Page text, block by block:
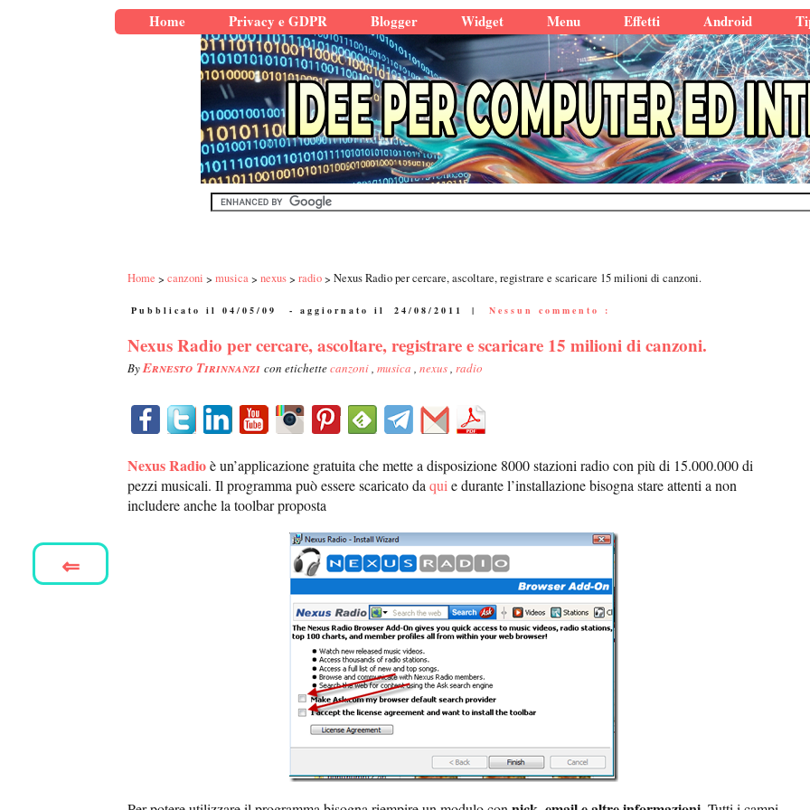
Home Privacy e GDPR Blogger Widget Menu Effetti Android
Home canzoni musica nexus radio Nexus Radio per cercare, ascoltare, registrare e scaricare 15 milioni di canzoni.
Pubblicato il 04/05/09 - aggiornato il 24/08/2011 | Nessun commento :
Nexus Radio per cercare, ascoltare, registrare e scaricare 15 milioni di canzoni.
ByErnesto Tirinnanzi con etichettecanzoni, musica , nexus, radio
Nexus Radioè un’applicazione gratuita che mette a disposizione 8000 stazioni radio con più di 15.000.000 di
pezzi musicali. Il programma può essere scaricato da qui e durante l’installazione bisogna stare attenti a non
includere anche la toolbar proposta
⇐